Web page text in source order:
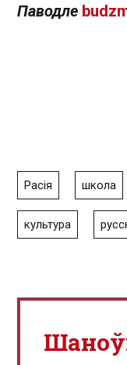
Паводле
Расія школа
культура